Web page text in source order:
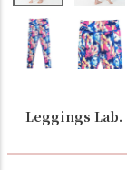
Leggings Lab.